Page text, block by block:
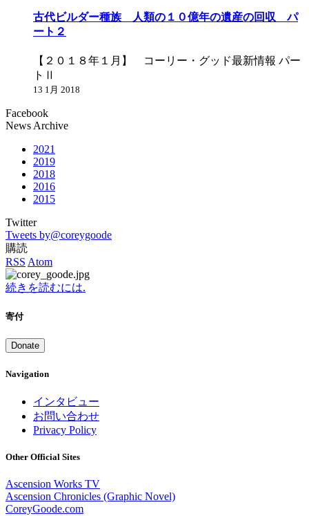
古代ビルダー種族 人類の１０億年の遺産の回収 パ
ート２
【２０１８年１月】 コーリー・グッド最新情報 パー
トⅡ
13 1月 2018
Facebook
News Archive
2021
2019
2018
2016
2015
Twitter
Tweets by@coreygoode
購読
RSS Atom
続きを読むには.
寄付
Donate
Navigation
インタビュー
お問い合わせ
Privacy Policy
Other Official Sites
Ascension Works TV
Ascension Chronicles (Graphic Novel)
CoreyGoode.com